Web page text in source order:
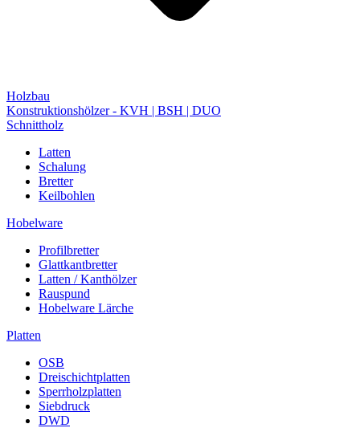
Holzbau
Konstruktionshölzer - KVH | BSH | DUO
Schnittholz
Latten
Schalung
Bretter
Keilbohlen
Hobelware
Profilbretter
Glattkantbretter
Latten / Kanthölzer
Rauspund
Hobelware Lärche
Platten
OSB
Dreischichtplatten
Sperrholzplatten
Siebdruck
DWD